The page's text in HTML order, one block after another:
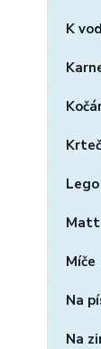
K
Lego
Míče
Na
Na